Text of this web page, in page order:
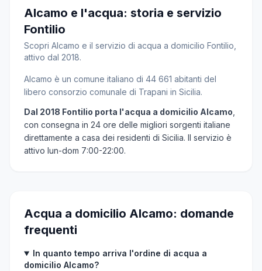
Alcamo e l'acqua: storia e servizio
Fontilio
Scopri Alcamo e il servizio di acqua a domicilio Fontilio,
attivo dal 2018.
Alcamo è un comune italiano di 44 661 abitanti del
libero consorzio comunale di Trapani in Sicilia.
Dal 2018 Fontilio porta l'acqua a domicilio Alcamo
con consegna in 24 ore delle migliori sorgenti italiane
direttamente a casa dei residenti di Sicilia. Il servizio è
attivo lun-dom 7:00-22:00.
Acqua a domicilio Alcamo: domande
frequenti
In quanto tempo arriva l'ordine di acqua a
domicilio Alcamo?